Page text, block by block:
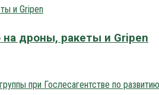
дроны, ракеты и Gripen